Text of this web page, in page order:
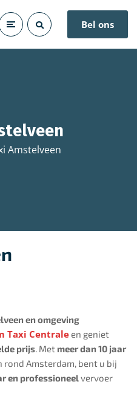
Bel ons
Amstelveen
en omgeving
Taxi Centraleen geniet
prijs. Met meer dan 10 jaar
rond Amsterdam, bent u bij
en professioneelvervoer